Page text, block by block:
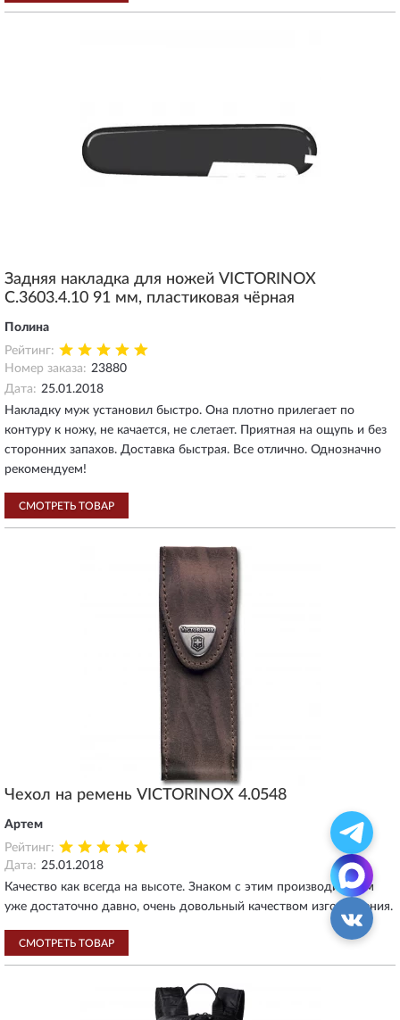
Задняя накладка для ножей VICTORINOX
C.3603.4.10 91 мм, пластиковая чёрная
Полина
Рейтинг:
Номер заказа: 23880
Дата: 25.01.2018
Накладку муж установил быстро. Она плотно прилегает по
контуру к ножу, не качается, не слетает. Приятная на ощупь и без
сторонних запахов. Доставка быстрая. Все отлично. Однозначно
рекомендуем!
СМОТРЕТЬ ТОВАР
Чехол на ремень VICTORINOX 4.0548
Артем
Рейтинг:
Дата: 25.01.2018
Качество как всегда на высоте. Знаком с этим производителем
уже достаточно давно, очень довольный качеством изготовления.
СМОТРЕТЬ ТОВАР